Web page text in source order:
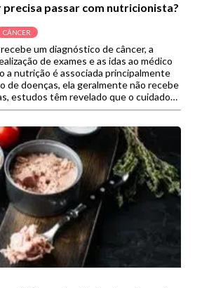
precisa passar com nutricionista?
CÂNCER
um diagnóstico de câncer, a
de exames e as idas ao médico
a nutrição é associada principalmente
de doenças, ela geralmente não recebe
estudos têm revelado que o cuidado
acompanhado durante e depois […]